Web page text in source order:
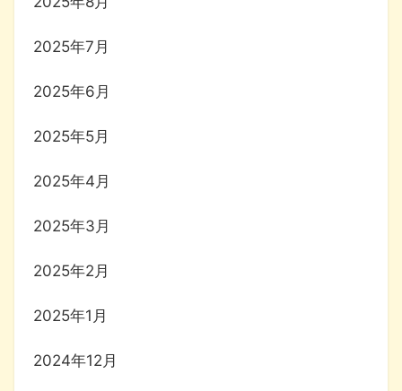
2025年7月
2025年6月
2025年5月
2025年4月
2025年3月
2025年2月
2025年1月
2024年12月